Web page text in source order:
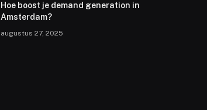
Hoe boost je demand generation in
Amsterdam?
augustus 27, 2025